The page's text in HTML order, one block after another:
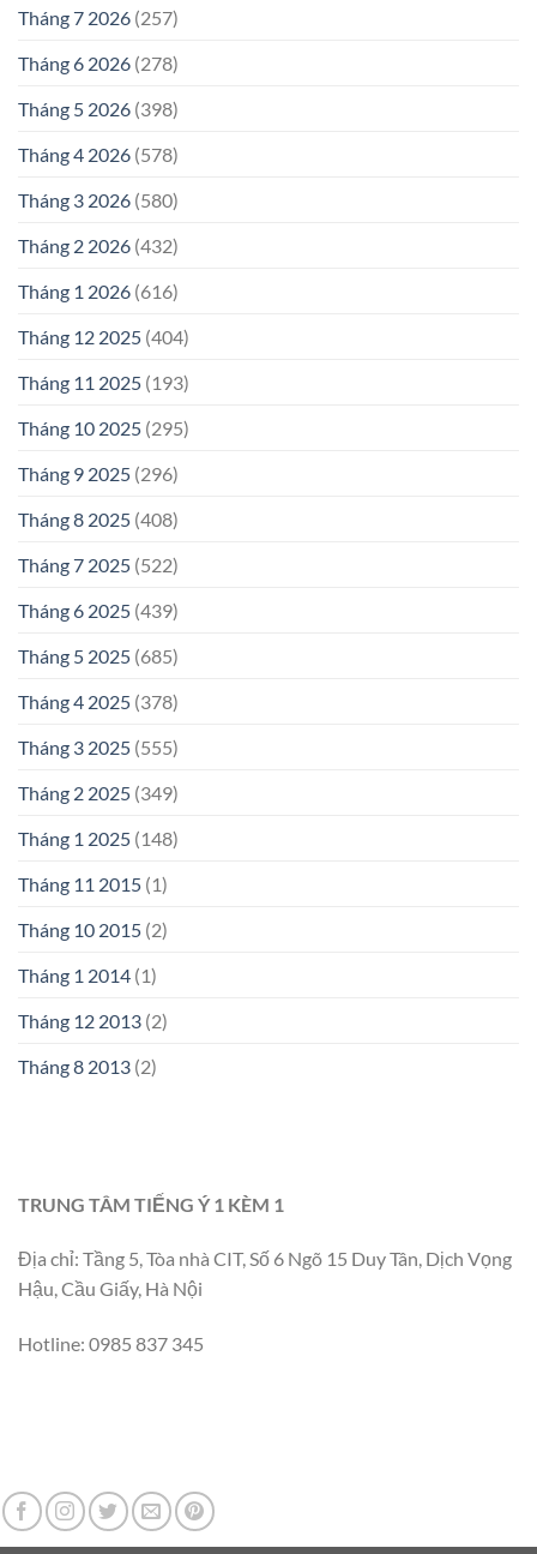
Tháng 7 2026 (257)
Tháng 6 2026 (278)
Tháng 5 2026 (398)
Tháng 4 2026 (578)
Tháng 3 2026 (580)
Tháng 2 2026 (432)
Tháng 1 2026 (616)
Tháng 12 2025 (404)
Tháng 11 2025 (193)
Tháng 10 2025 (295)
Tháng 9 2025 (296)
Tháng 8 2025 (408)
Tháng 7 2025 (522)
Tháng 6 2025 (439)
Tháng 5 2025 (685)
Tháng 4 2025 (378)
Tháng 3 2025 (555)
Tháng 2 2025 (349)
Tháng 1 2025 (148)
Tháng 11 2015 (1)
Tháng 10 2015 (2)
Tháng 1 2014 (1)
Tháng 12 2013 (2)
Tháng 8 2013 (2)
TRUNG TÂM TIẾNG Ý 1 KÈM 1
Địa chỉ: Tầng 5, Tòa nhà CIT, Số 6 Ngõ 15 Duy Tân, Dịch Vọng
Hậu, Cầu Giấy, Hà Nội
Hotline: 0985 837 345